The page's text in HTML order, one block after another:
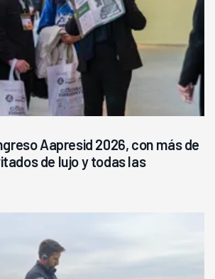
Aapresid 2026, con más de
de lujo y todas las